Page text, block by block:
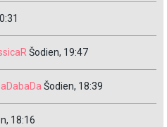
Šodien, 19:47
Šodien, 18:39
18:16